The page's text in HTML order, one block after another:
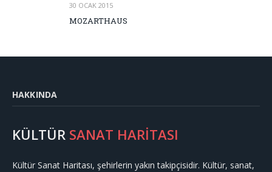
30 OCAK 2015
MOZARTHAUS
HAKKINDA
KÜLTÜR SANAT HARİTASI
Kültür Sanat Haritası, şehirlerin yakın takipçisidir. Kültür, sanat,